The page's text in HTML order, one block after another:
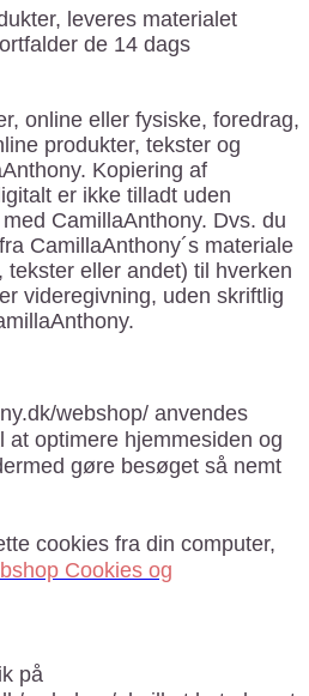
leveres materialet
de 14 dags
online eller fysiske, foredrag,
produkter, tekster og
Kopiering af
er ikke tilladt uden
CamillaAnthony. Dvs. du
CamillaAnthony´s materiale
tekster eller andet) til hverken
videregivning, uden skriftlig
webshop/ anvendes
at optimere hjemmesiden og
gøre besøget så nemt
cookies fra din computer,
Cookies og
på